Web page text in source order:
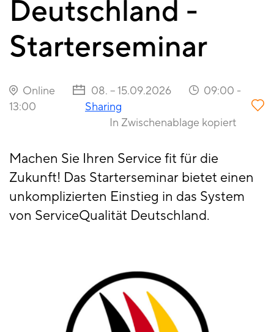
Deutschland -
Starterseminar
Online 08. – 15.09.2026 09:00 -
13:00
Sharing
In Zwischenablage kopiert
Machen Sie Ihren Service fit für die
Zukunft! Das Starterseminar bietet einen
unkomplizierten Einstieg in das System
von ServiceQualität Deutschland.